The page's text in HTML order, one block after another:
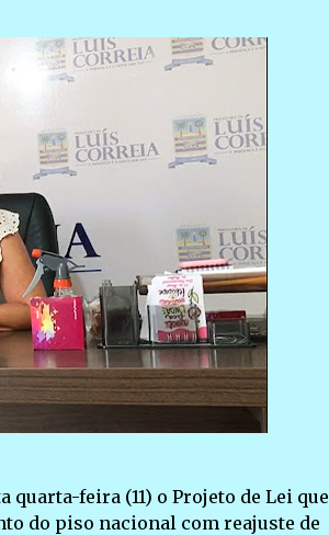
feira (11) o Projeto de Lei que
do piso nacional com reajuste de